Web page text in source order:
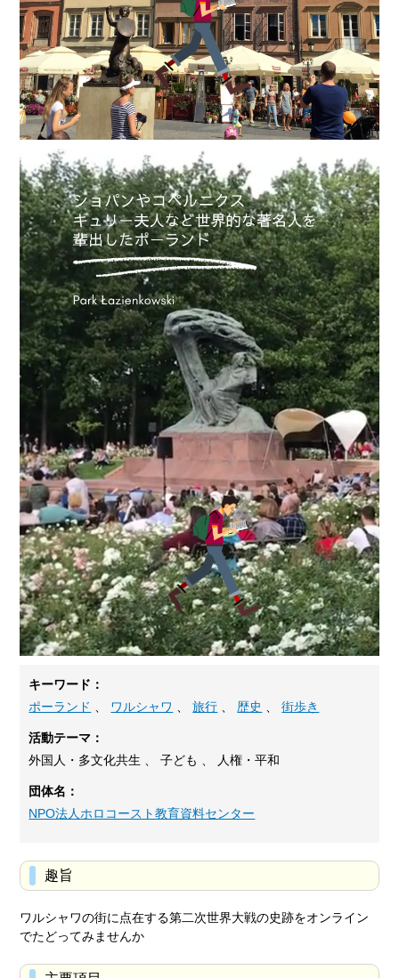
キーワード：
ポーランド
ワルシャワ 、旅行 歴史 、街歩き
活動テーマ：
外国人・多文化共生 、 子ども 、 人権・平和
団体名：
NPO法人ホロコースト教育資料センター
趣旨
ワルシャワの街に点在する第二次世界大戦の史跡をオンライン
でたどってみませんか